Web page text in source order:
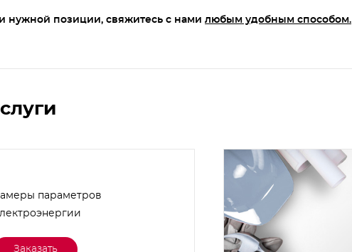
позиции, свяжитесь с нами любым удобным способом.
параметров
Заказать